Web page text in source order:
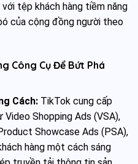
tệp khách hàng tiềm năng
của cộng đồng người theo
Công Cụ Để Bứt Phá
Cách: TikTok cung cấp
Video Shopping Ads (VSA),
Showcase Ads (PSA),
hàng một cách sáng